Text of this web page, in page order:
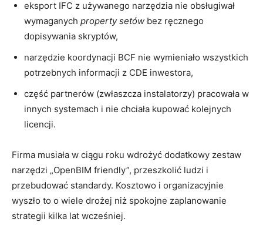
eksport IFC z używanego narzędzia nie obsługiwał
wymaganych property setów bez ręcznego
dopisywania skryptów,
narzędzie koordynacji BCF nie wymieniało wszystkich
potrzebnych informacji z CDE inwestora,
część partnerów (zwłaszcza instalatorzy) pracowała w
innych systemach i nie chciała kupować kolejnych
licencji.
Firma musiała w ciągu roku wdrożyć dodatkowy zestaw
narzędzi „OpenBIM friendly”, przeszkolić ludzi i
przebudować standardy. Kosztowo i organizacyjnie
wyszło to o wiele drożej niż spokojne zaplanowanie
strategii kilka lat wcześniej.